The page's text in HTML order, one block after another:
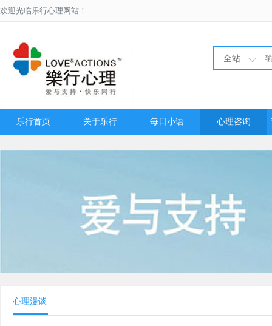
欢迎光临乐行心理网站！
全站
乐行首页 关于乐行 每日小语 心理咨询
心理漫谈